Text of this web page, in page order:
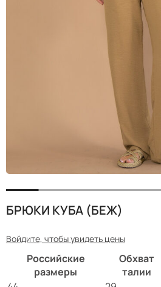
БРЮКИ КУБА (БЕЖ)
Войдите, чтобы увидеть цены
Российские
размеры
Обхват
талии